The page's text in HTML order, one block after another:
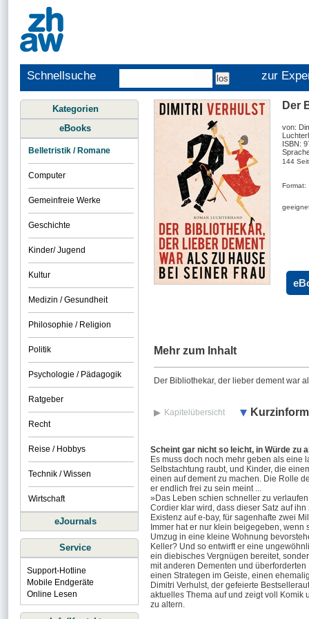
Schnellsuche zur
Der
von:
ISBN:
144
Format:
Mehr zum Inhalt
Der Bibliothekar, der lieber dement war
Kapitelübersicht
Scheint gar nicht so leicht, in Würde zu
Es muss doch noch mehr geben als
Selbstachtung raubt, und Kinder, die
einen auf dement zu machen. Die Rolle
er endlich frei zu sein meint ...
»Das Leben schien schneller zu
Cordier klar wird, dass dieser Satz auf
Existenz auf e-bay, für sagenhafte zwei
Immer hat er nur klein beigegeben,
Umzug in eine kleine Wohnung
Keller? Und so entwirft er eine
ein diebisches Vergnügen bereitet,
mit anderen Dementen und
einen Strategen im Geiste, einen
Dimitri Verhulst, der gefeierte
aktuelles Thema auf und zeigt voll Komik
zu altern.
Kategorien
eBooks
Belletristik / Romane
Computer
Gemeinfreie Werke
Geschichte
Kinder/ Jugend
Kultur
Medizin / Gesundheit
Philosophie / Religion
Politik
Psychologie / Pädagogik
Ratgeber
Recht
Reise / Hobbys
Technik / Wissen
Wirtschaft
eJournals
Service
Support-Hotline
Mobile Endgeräte
Online Lesen